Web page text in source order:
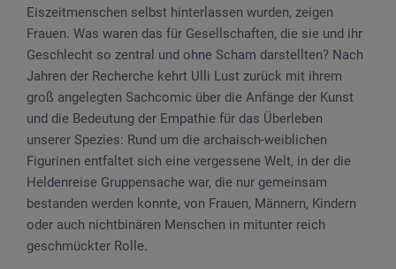
Eiszeitmenschen selbst hinterlassen wurden, zeigen
Frauen. Was waren das für Gesellschaften, die sie und ihr
Geschlecht so zentral und ohne Scham darstellten? Nach
Jahren der Recherche kehrt Ulli Lust zurück mit ihrem
groß angelegten Sachcomic über die Anfänge der Kunst
und die Bedeutung der Empathie für das Überleben
unserer Spezies: Rund um die archaisch-weiblichen
Figurinen entfaltet sich eine vergessene Welt, in der die
Heldenreise Gruppensache war, die nur gemeinsam
bestanden werden konnte, von Frauen, Männern, Kindern
oder auch nichtbinären Menschen in mitunter reich
geschmückter Rolle.